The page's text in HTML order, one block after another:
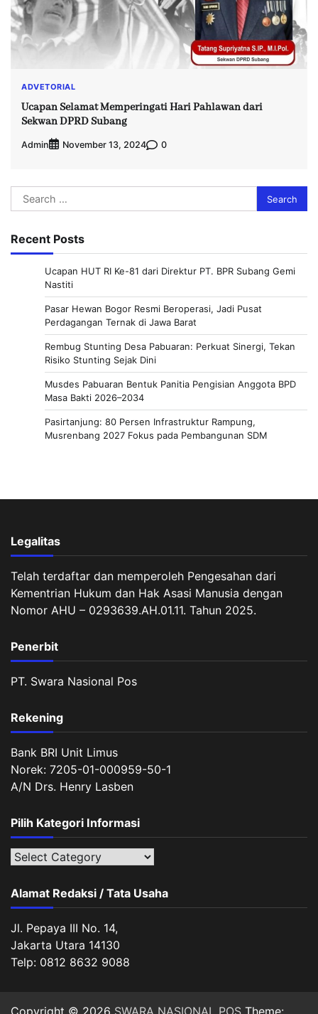
ADVETORIAL
Ucapan Selamat Memperingati Hari Pahlawan dari
Sekwan DPRD Subang
Admin November 13, 2024 0
Search
for:
Recent Posts
Ucapan HUT RI Ke-81 dari Direktur PT. BPR Subang Gemi
Nastiti
Pasar Hewan Bogor Resmi Beroperasi, Jadi Pusat
Perdagangan Ternak di Jawa Barat
Rembug Stunting Desa Pabuaran: Perkuat Sinergi, Tekan
Risiko Stunting Sejak Dini
Musdes Pabuaran Bentuk Panitia Pengisian Anggota BPD
Masa Bakti 2026–2034
Pasirtanjung: 80 Persen Infrastruktur Rampung,
Musrenbang 2027 Fokus pada Pembangunan SDM
Legalitas
Telah terdaftar dan memperoleh Pengesahan dari
Kementrian Hukum dan Hak Asasi Manusia dengan
Nomor AHU – 0293639.AH.01.11. Tahun 2025.
Penerbit
PT. Swara Nasional Pos
Rekening
Bank BRI Unit Limus
Norek: 7205-01-000959-50-1
A/N Drs. Henry Lasben
Pilih Kategori Informasi
Pilih
Informasi
Alamat Redaksi / Tata Usaha
Jl. Pepaya III No. 14,
Jakarta Utara 14130
Telp: 0812 8632 9088